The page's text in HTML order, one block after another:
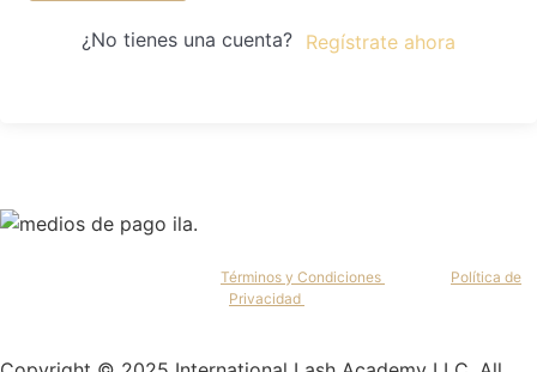
¿No tienes una cuenta? Regístrate ahora
Términos y Condiciones
Política de
Privacidad